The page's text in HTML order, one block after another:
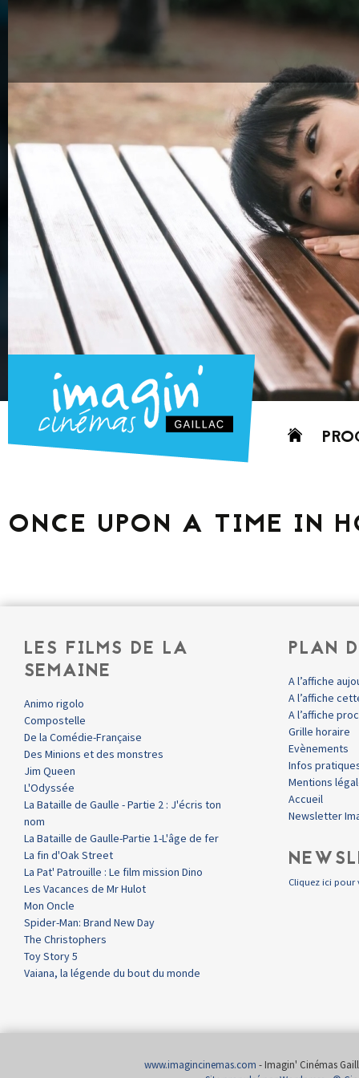
Aller
ONCE UPON A TIME IN
LES FILMS DE LA
SEMAINE
Animo rigolo
Compostelle
De la Comédie-Française
Des Minions et des monstres
Jim Queen
L'Odyssée
La Bataille de Gaulle - Partie 2 : J'écris ton
nom
La Bataille de Gaulle-Partie 1-L'âge de fer
La fin d'Oak Street
La Pat' Patrouille : Le film mission Dino
Les Vacances de Mr Hulot
Mon Oncle
Spider-Man: Brand New Day
The Christophers
Toy Story 5
Vaiana, la légende du bout du monde
PLAN
A l’affiche
A l’affiche
A l’affiche
Grille horaire
Evènements
Infos
Mentions
Accueil
Newsletter
Cliquez ici pour
www.imagincinemas.com - Imagin' Cinémas